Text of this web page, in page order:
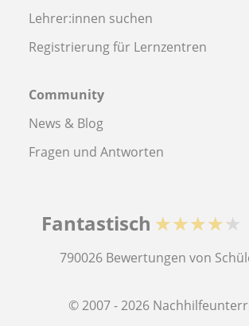
Lehrer:innen suchen
Registrierung für Lernzentren
Community
News & Blog
Fragen und Antworten
Fantastisch ★★★★★
790026 Bewertungen von
© 2007 - 2026